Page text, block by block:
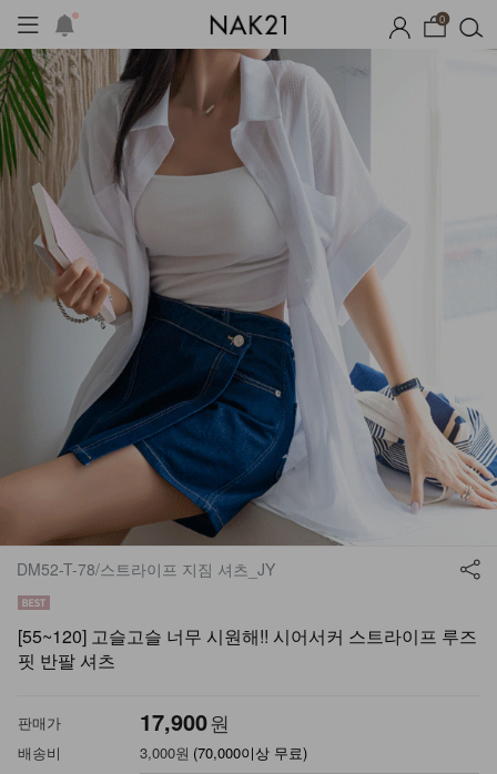
0
시즌오프 1+1 기획세트 자체
DM52-T-78/스트라이프 지짐 셔츠_JY
[55~120] 고슬고슬 너무 시원해!! 시어서커 스트라이프 루즈
핏 반팔 셔츠
판매가 17,900원
배송비 3,000원 (70,000이상 무료)